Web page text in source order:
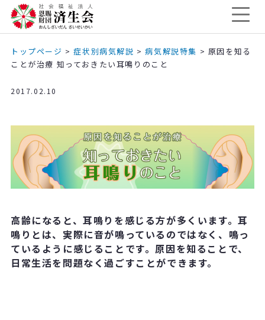
トップページ >症状別病気解説 >病気解説特集 > 原因を知る
ことが治療 知っておきたい耳鳴りのこと
2017.02.10
高齢になると、耳鳴りを感じる方が多くいます。耳
鳴りとは、実際に音が鳴っているのではなく、鳴っ
ているように感じることです。原因を知ることで、
日常生活を問題なく過ごすことができます。